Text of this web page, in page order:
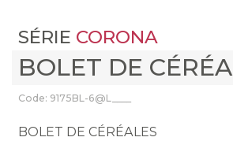
SÉRIE CORONA
BOLET DE
Code: 9175BL-6@L____
BOLET DE CÉRÉALES